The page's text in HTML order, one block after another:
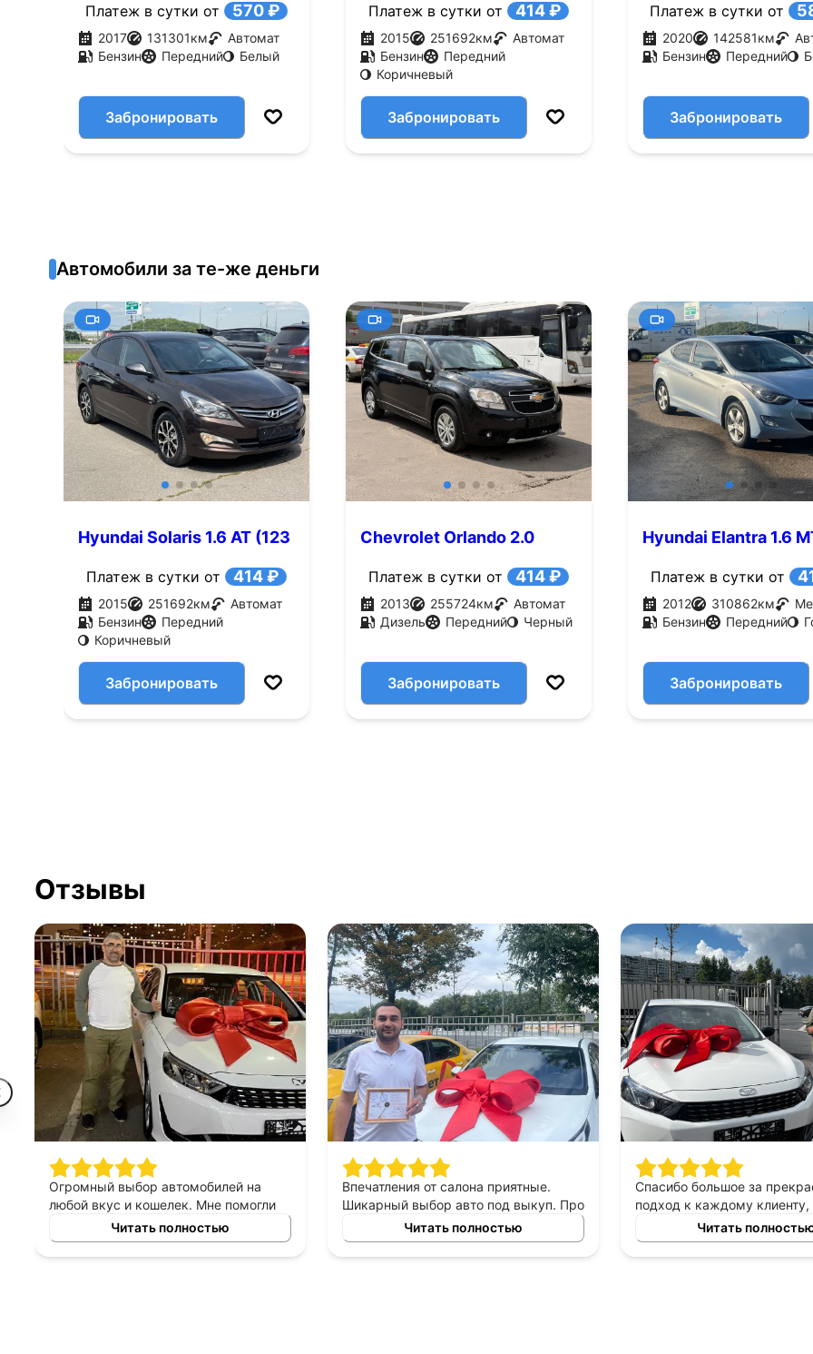
Платеж в сутки от 570 ₽
2017 131301км
Автомат
Бензин
Передний Белый
Забронировать
Платеж в сутки от 414 ₽
2015 251692км
Автомат
Бензин
Передний
Коричневый
Забронировать
Платеж в сутки от
2020 142581км
Бензин
Передний
Забронировать
Автомобили за те-же деньги
Hyundai Solaris 1.6 AT (123
Платеж в сутки от 414 ₽
2015 251692км
Автомат
Бензин
Передний
Коричневый
Забронировать
Chevrolet Orlando 2.0
Платеж в сутки от 414 ₽
2013 255724км
Автомат
Дизель
Передний Черный
Забронировать
Hyundai Elantra 1.6
Платеж в сутки от
2012 310862км
Бензин
Передний
Забронировать
Отзывы
Огромный выбор автомобилей на
любой вкус и кошелек. Мне помогли
найти машину, которая идеально
подходит для моих потребностей.
Отдельное спасибо менеджеру за
Читать полностью
Впечатления от салона приятные.
Шикарный выбор авто под выкуп. Про
персонал могу сказать только
хорошее, приятны в общении,
терпеливые, помогают сделать
Читать полностью
Спасибо большое за
подход к каждому
выборе автомобиля в
выкуп, прекрасный
который был всегда с нами
Читать